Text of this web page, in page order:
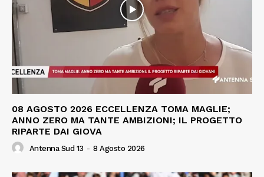
08 AGOSTO 2026 ECCELLENZA TOMA MAGLIE;
ANNO ZERO MA TANTE AMBIZIONI; IL PROGETTO
RIPARTE DAI GIOVA
Antenna Sud 13 - 8 Agosto 2026